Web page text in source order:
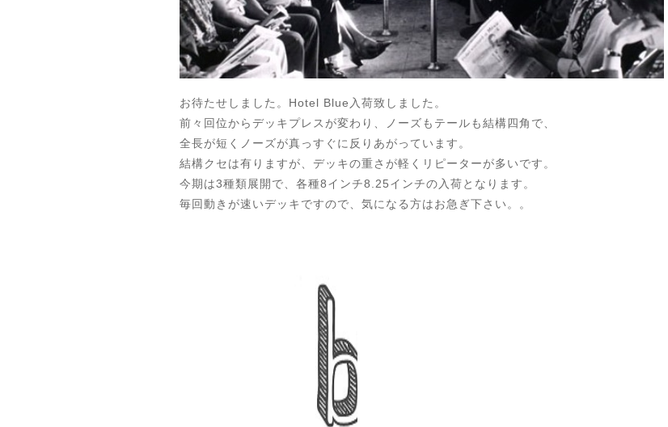
お待たせしました。Hotel Blue入荷致しました。
前々回位からデッキプレスが変わり、ノーズもテールも結構四角で、
全長が短くノーズが真っすぐに反りあがっています。
結構クセは有りますが、デッキの重さが軽くリピーターが多いです。
今期は3種類展開で、各種8インチ8.25インチの入荷となります。
毎回動きが速いデッキですので、気になる方はお急ぎ下さい。。